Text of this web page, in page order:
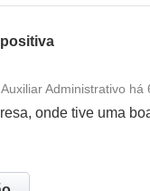
Administrativo
onde tive uma